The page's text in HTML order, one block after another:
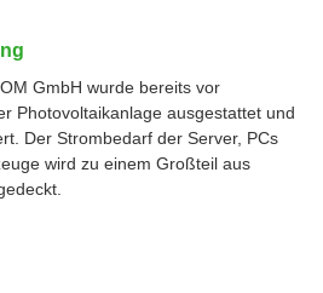
GmbH wurde bereits vor
Photovoltaikanlage ausgestattet und
Der Strombedarf der Server, PCs
wird zu einem Großteil aus